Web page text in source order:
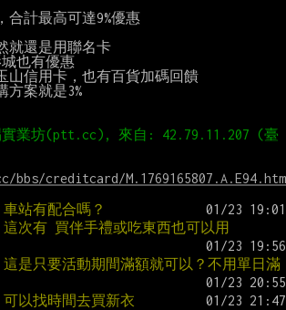
合計最高可達9%優惠
就還是用聯名卡
也有優惠
山信用卡，也有百貨加碼回饋
方案就是3%
業坊(ptt.cc), 來自: 42.79.11.207 (臺
creditcard/M.1769165807.A.E94.htm
站有配合嗎？
次有 買伴手禮或吃東西也可以用
是只要活動期間滿額就可以？不用單日滿
以找時間去買新衣